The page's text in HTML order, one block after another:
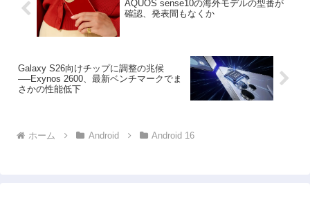
AQUOS sense10の海外モデルの型番が
確認、発表間もなくか
Galaxy S26向けチップに調整の兆候
──Exynos 2600、最新ベンチマークでま
さかの性能低下
ホーム Android Android 16